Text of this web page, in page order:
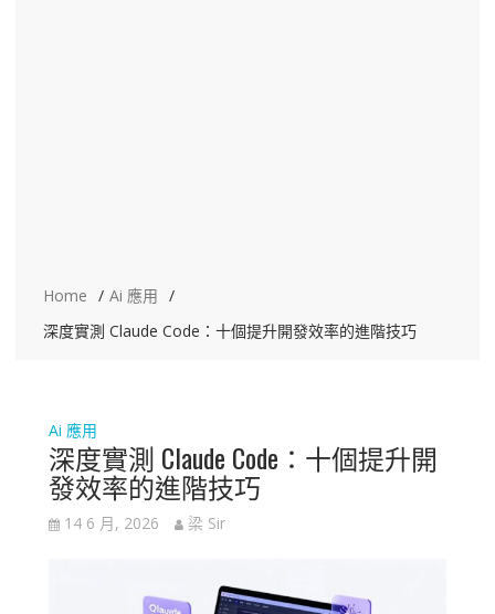
Home
Ai 應用
深度實測 Claude Code：十個提升開發效率的進階技巧
Ai 應用
深度實測 Claude Code：十個提升開
發效率的進階技巧
14 6 月, 2026 梁 Sir